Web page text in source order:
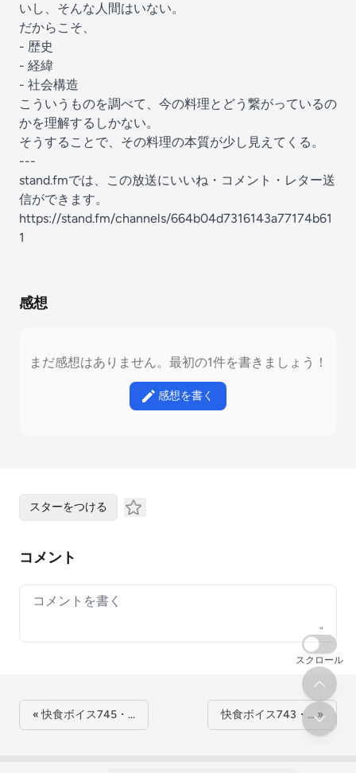
いし、そんな人間はいない。
だからこそ、
- 歴史
- 経緯
- 社会構造
こういうものを調べて、今の料理とどう繋がっているの
かを理解するしかない。
そうすることで、その料理の本質が少し見えてくる。
---
stand.fmでは、この放送にいいね・コメント・レター送
信ができます。
https://stand.fm/channels/664b04d7316143a77174b61
1
感想
まだ感想はありません。最初の1件を書きましょう！
感想を書く
スターをつける
コメント
Your comment
« 快食ボイス745・… 快食ボイス743・… »
スクロール